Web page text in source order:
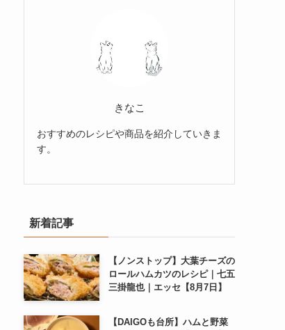
きなこ
おすすめのレシピや商品を紹介していきま
す。
新着記事
【ノンストップ】大葉チーズの
ロールハムカツのレシピ｜七五
三掛龍也｜エッセ【8月7日】
【DAIGOも台所】ハムと野菜